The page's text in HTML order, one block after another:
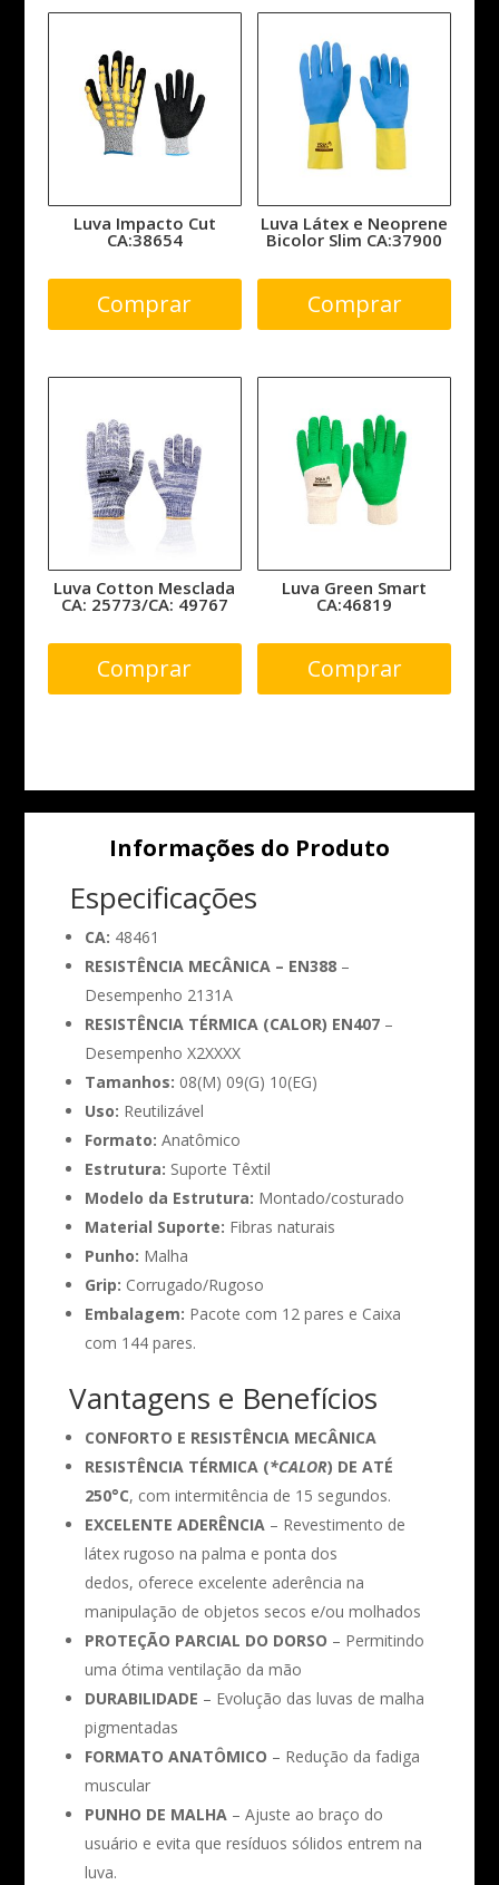
Luva Impacto Cut
CA:38654
Comprar
Luva Látex e Neoprene
Bicolor Slim CA:37900
Comprar
Luva Cotton Mesclada
CA: 25773/CA: 49767
Comprar
Luva Green Smart
CA:46819
Comprar
Informações do Produto
Especificações
CA: 48461
RESISTÊNCIA MECÂNICA – EN388 –
Desempenho 2131A
RESISTÊNCIA TÉRMICA (CALOR) EN407 –
Desempenho X2XXXX
Tamanhos: 08(M) 09(G) 10(EG)
Uso: Reutilizável
Formato:Anatômico
Estrutura: Suporte Têxtil
Modelo da Estrutura: Montado/costurado
Material Suporte: Fibras naturais
Punho: Malha
Grip: Corrugado/Rugoso
Embalagem: Pacote com 12 pares e Caixa
com 144 pares.
Vantagens e Benefícios
CONFORTO E RESISTÊNCIA MECÂNICA
RESISTÊNCIA TÉRMICA (*CALOR) DE ATÉ
250°C, com intermitência de 15 segundos.
EXCELENTE ADERÊNCIA – Revestimento de
látex rugoso na palma e ponta dos
dedos, oferece excelente aderência na
manipulação de objetos secos e/ou molhados
PROTEÇÃO PARCIAL DO DORSO – Permitindo
uma ótima ventilação da mão
DURABILIDADE – Evolução das luvas de malha
pigmentadas
FORMATO ANATÔMICO – Redução da fadiga
muscular
PUNHO DE MALHA – Ajuste ao braço do
usuário e evita que resíduos sólidos entrem na
luva.